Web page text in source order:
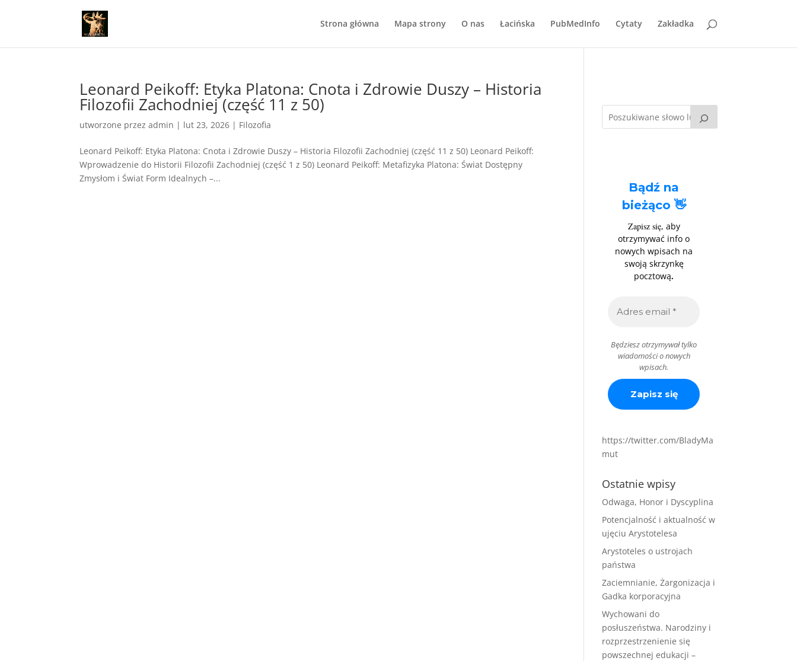
Strona główna Mapa strony O nas Łacińska PubMedInfo Cytaty Zakładka
Leonard Peikoff: Etyka Platona: Cnota i Zdrowie Duszy – Historia
Filozofii Zachodniej (część 11 z 50)
utworzone przezadmin | lut 23, 2026 | Filozofia
Leonard Peikoff: Etyka Platona: Cnota i Zdrowie Duszy – Historia Filozofii Zachodniej (część 11 z 50) Leonard Peikoff:
Wprowadzenie do Historii Filozofii Zachodniej (część 1 z 50) Leonard Peikoff: Metafizyka Platona: Świat Dostępny
Zmysłom i Świat Form Idealnych –...
Bądź na
bieżąco 👋
Zapisz się, aby
otrzymywać info o
nowych wpisach na
swoją skrzynkę
pocztową.
Będziesz otrzymywał tylko
wiadomości o nowych
wpisach.
https://twitter.com/BladyMa
mut
Ostatnie wpisy
Odwaga, Honor i Dyscyplina
Potencjalność i aktualność w
ujęciu Arystotelesa
Arystoteles o ustrojach
państwa
Zaciemnianie, Żargonizacja i
Gadka korporacyjna
Wychowani do
posłuszeństwa. Narodziny i
rozprzestrzenienie się
powszechnej edukacji –